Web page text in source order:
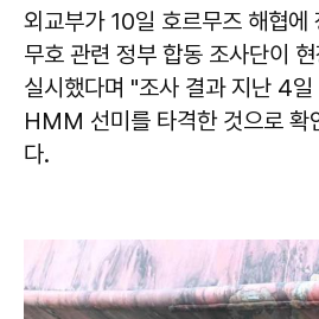
외교부가 10일 호르무즈 해협
무호 관련 정부 합동 조사단이
실시했다며 "조사 결과 지난 4
HMM 선미를 타격한 것으로 확
다.